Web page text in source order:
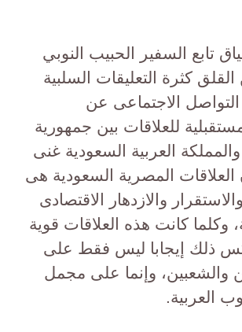
تابع السفير الحبيب النوبي
كثرة التعليقات السلبية
الاجتماعى عن
للعلاقات بين جمهورية
العربية السعودية غنى
المصرية السعودية هى
والازدهار الاقتصادى
وكلما كانت هذه العلاقات قوية
ذلك إيجابا ليس فقط على
والشعبين، وإنما على مجمل
العربية.